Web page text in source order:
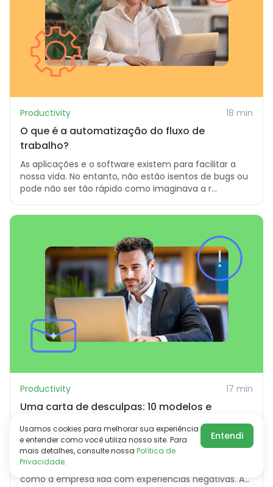
Productivity 18 min
O que é a automatização do fluxo de
trabalho?
As aplicações e o software existem para facilitar a
nossa vida. No entanto, não estão isentos de bugs ou
pode não ser tão rápido como imaginava a r...
Productivity 17 min
Uma carta de desculpas: 10 modelos e
exemplos para ajudar você a escrever para
clientes
A reputação de uma empresa não se baseia apenas
em conquistas. Ela também é construída pela forma
como a empresa lida com experiências negativas. A...
Usamos cookies para melhorar sua experiência
e entender como você utiliza nosso site. Para
mais detalhes, consulte nossa Política de
Privacidade.
Entendi